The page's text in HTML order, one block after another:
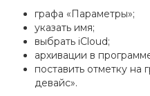
графа «Параметры»;
указать имя;
выбрать iCloud;
архивации в
поставить отметку на
девайс».